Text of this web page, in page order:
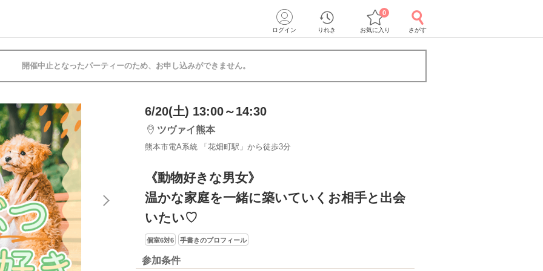
ログイン りれき お気に入り
0
さがす
開催中止となったパーティーのため、お申し込みができません。
6/20(土) 13:00～14:30
ツヴァイ熊本
熊本市電A系統 「花畑町駅」から徒歩3分
《動物好きな男女》
温かな家庭を一緒に築いていくお相手と出会
いたい♡
個室6対6 手書きのプロフィール
参加条件